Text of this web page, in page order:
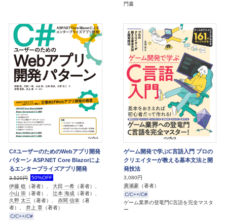
門書
C#ユーザーのためのWebアプリ開発
パターン ASP.NET Core Blazorによ
るエンタープライズアプリ開発
3,520円
50%OFF
伊藤 稔 （著者）、 大田 一希 （著者）、
小山 崇 （著者）、 辻本 海成 （著者）、
久野 太三 （著者）、 赤間 信幸 （著
者）、 井上 章 （著者）
C/C++/C#
ゲーム開発で学ぶC言語入門 プロの
クリエイターが教える基本文法と開
発技法
3,080円
廣瀬豪 （著者）
C/C++/C#
ゲーム業界の登竜門C言語を完全マスタ
ー